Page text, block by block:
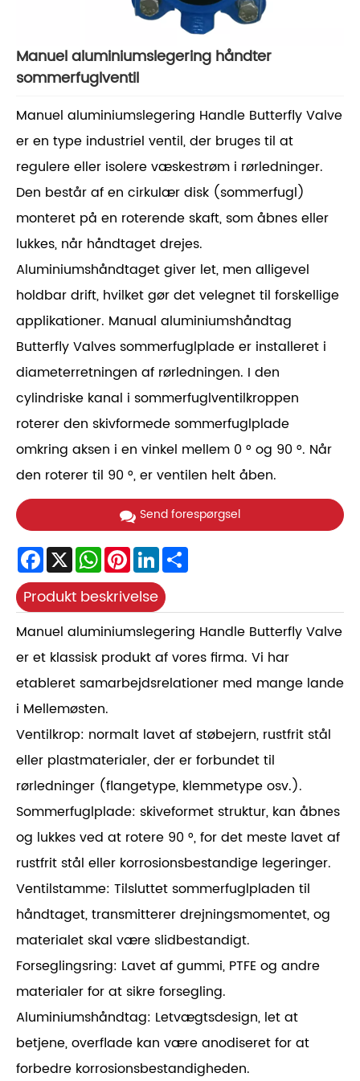
Manuel aluminiumslegering håndter
sommerfuglventil
Manuel aluminiumslegering Handle Butterfly Valve
er en type industriel ventil, der bruges til at
regulere eller isolere væskestrøm i rørledninger.
Den består af en cirkulær disk (sommerfugl)
monteret på en roterende skaft, som åbnes eller
lukkes, når håndtaget drejes.
Aluminiumshåndtaget giver let, men alligevel
holdbar drift, hvilket gør det velegnet til forskellige
applikationer. Manual aluminiumshåndtag
Butterfly Valves sommerfuglplade er installeret i
diameterretningen af ​​rørledningen. I den
cylindriske kanal i sommerfuglventilkroppen
roterer den skivformede sommerfuglplade
omkring aksen i en vinkel mellem 0 ° og 90 °. Når
den roterer til 90 °, er ventilen helt åben.
Send forespørgsel
Facebook
X WhatsAppPinterestLinkedIn
Produkt beskrivelse
Manuel aluminiumslegering Handle Butterfly Valve
er et klassisk produkt af vores firma. Vi har
etableret samarbejdsrelationer med mange lande
i Mellemøsten.
Ventilkrop: normalt lavet af støbejern, rustfrit stål
eller plastmaterialer, der er forbundet til
rørledninger (flangetype, klemmetype osv.).
Sommerfuglplade: skiveformet struktur, kan åbnes
og lukkes ved at rotere 90 °, for det meste lavet af
rustfrit stål eller korrosionsbestandige legeringer.
Ventilstamme: Tilsluttet sommerfuglpladen til
håndtaget, transmitterer drejningsmomentet, og
materialet skal være slidbestandigt.
Forseglingsring: Lavet af gummi, PTFE og andre
materialer for at sikre forsegling.
Aluminiumshåndtag: Letvægtsdesign, let at
betjene, overflade kan være anodiseret for at
forbedre korrosionsbestandigheden.